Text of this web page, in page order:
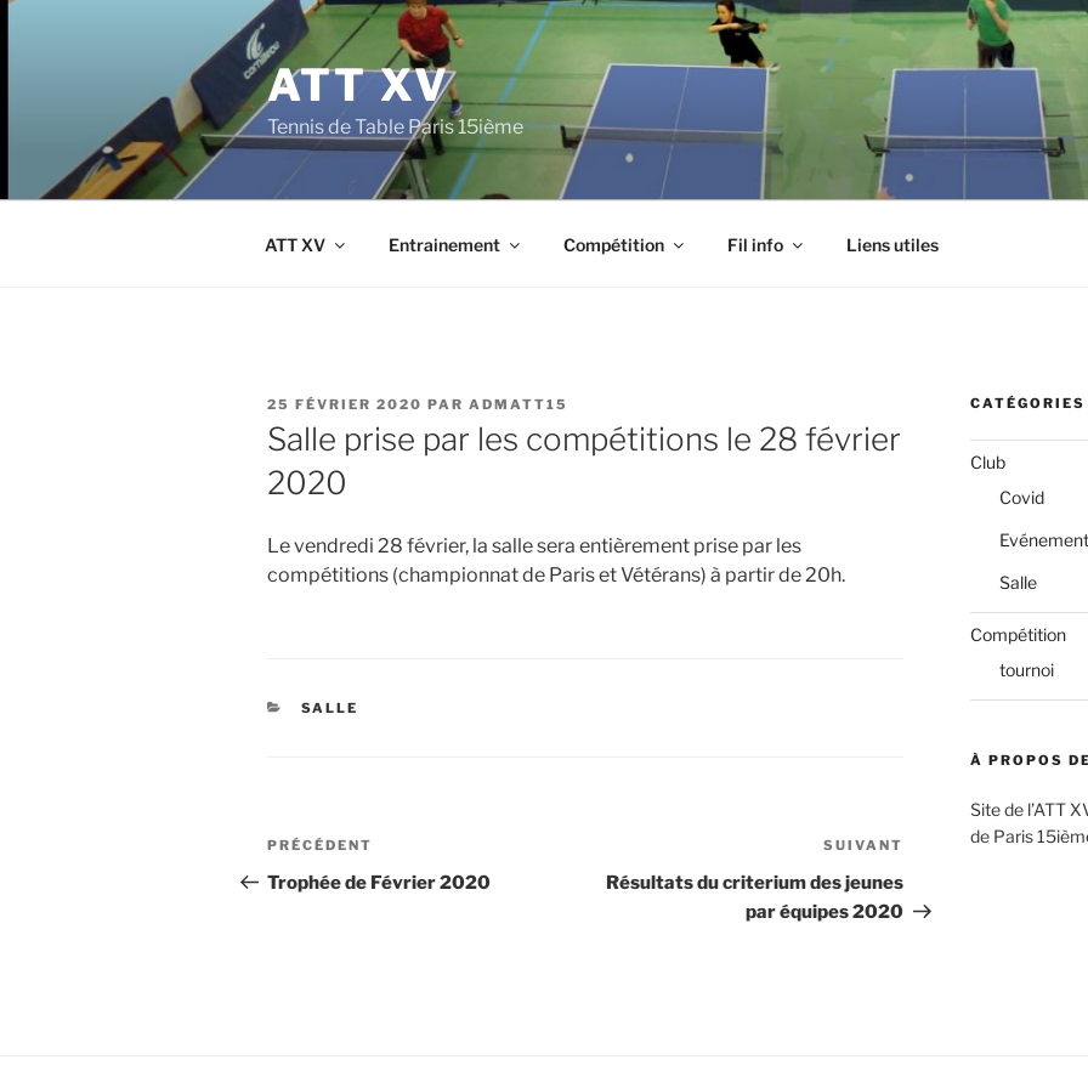
Aller
ATT XV
Tennis de Table Paris 15ième
ATT XV Entrainement Compétition Fil info Liens utiles
PUBLIÉ
LE
25 FÉVRIER 2020 PAR ADMATT15
Salle prise par les compétitions le 28 février
2020
Le vendredi 28 février, la salle sera entièrement prise par les
compétitions (championnat de Paris et Vétérans) à partir de 20h.
CATÉGORIES
SALLE
Navigation
de
Article
précédent
PRÉCÉDENT
Trophée de Février 2020
suivant
SUIVANT
Résultats du criterium des jeunes
par équipes 2020
CATÉGORIES
Club
Covid
Evénement
Salle
Compétition
tournoi
À PROPOS
Site de l’ATT
de Paris